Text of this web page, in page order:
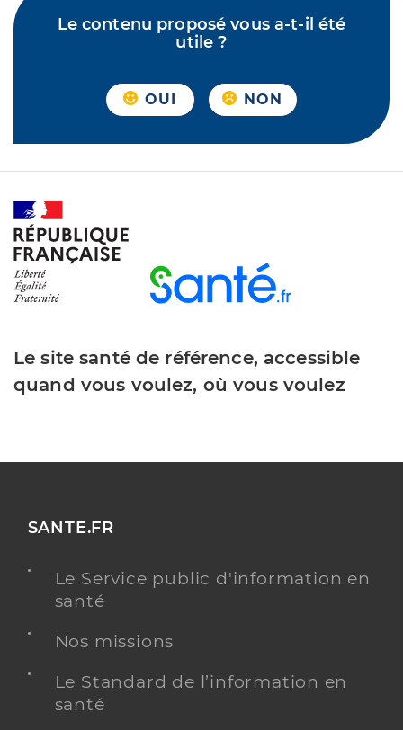
Le contenu proposé vous a-t-il été
utile ?
OUI NON
Le site santé de référence, accessible
quand vous voulez, où vous voulez
SANTE.FR
Le Service public d'information en
santé
Nos missions
Le Standard de l’information en
santé